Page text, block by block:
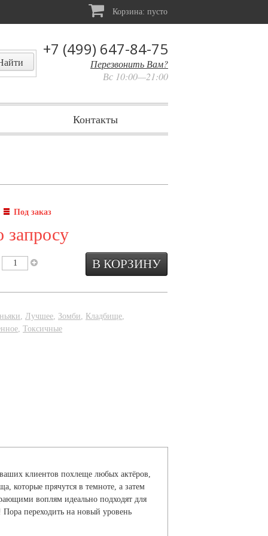
Корзина: пусто
+7 (499) 647-84-75
Перезвонить Вам?
Вс 10:00—21:00
Контакты
Под заказ
запросу
, Лучшее, Зомби, Кладбище,
, Токсичные
клиентов похлеще любых актёров,
которые прячутся в темноте, а затем
воплям идеально подходят для
переходить на новый уровень